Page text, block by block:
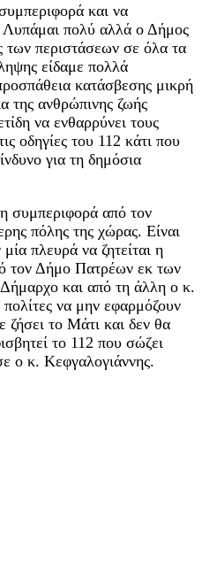
και να
πολύ αλλά ο Δήμος
περιστάσεων σε όλα τα
είδαμε πολλά
κατάσβεσης μικρή
της ανθρώπινης ζωής
να ενθαρρύνει τους
οδηγίες του 112 κάτι που
για τη δημόσια
συμπεριφορά από τον
πόλης της χώρας. Είναι
πλευρά να ζητείται η
τον Δήμο Πατρέων εκ των
Δήμαρχο και από τη άλλη ο κ.
να μην εφαρμόζουν
ζήσει το Μάτι και δεν θα
το 112 που σώζει
ο κ. Κεφγαλογιάννης.